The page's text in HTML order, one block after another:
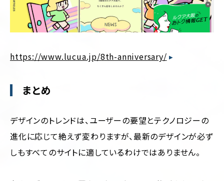
https://www.lucua.jp/8th-anniversary/
まとめ
デザインのトレンドは、ユーザーの要望とテクノロジーの
進化に応じて絶えず変わりますが、最新のデザインが必ず
しもすべてのサイトに適しているわけではありません。